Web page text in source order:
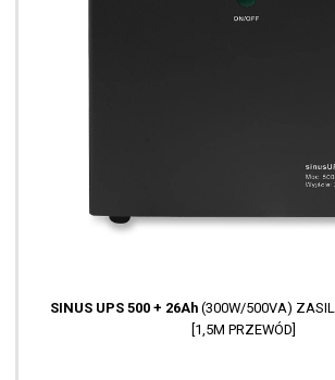
SINUS UPS 500 + 26Ah(300W/500VA)
[1,5M PRZEWÓD]